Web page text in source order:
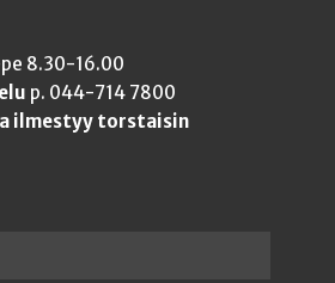
8.30-16.00
p. 044-714 7800
ilmestyy torstaisin